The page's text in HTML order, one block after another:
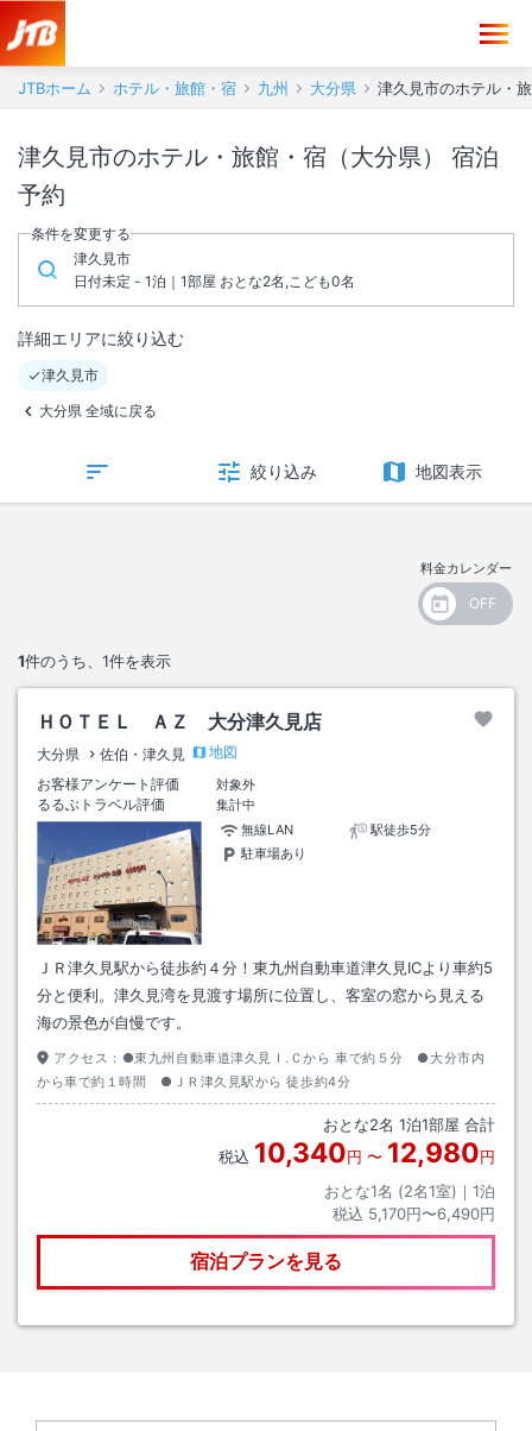
JTBホーム ホテル・旅館・宿 九州 大分県 津久見市のホテル・
津久見市のホテル・旅館・宿（大分県） 宿泊
予約
条件を変更する
津久見市
日付未定 - 1泊｜1部屋 おとな2名,こども0名
詳細エリアに絞り込む
津久見市
大分県 全域に戻る
絞り込み 地図表示
料金カレンダー
1件のうち、 1件を表示
ＨＯＴＥＬ ＡＺ 大分津久見店
大分県 佐伯・津久見
地図
お客様アンケート評価
対象外
るるぶトラベル評価
集計中
無線LAN
駅徒歩5分
駐車場あり
ＪＲ津久見駅から徒歩約４分！東九州自動車道津久見ICより車約5
分と便利。津久見湾を見渡す場所に位置し、客室の窓から見える
海の景色が自慢です。
アクセス： ●東九州自動車道津久見Ｉ.Ｃから 車で約５分 ●大分市内
から車で約１時間 ●ＪＲ津久見駅から 徒歩約4分
おとな2名 1泊1部屋 合計
税込 10,340円 〜 12,980円
おとな1名 (2名1室)｜ 1泊
税込 5,170円〜6,490円
宿泊プランを見る